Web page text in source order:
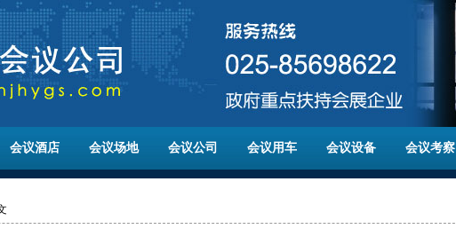
会议酒店 会议场地 会议公司 会议用车 会议设备 会议考察